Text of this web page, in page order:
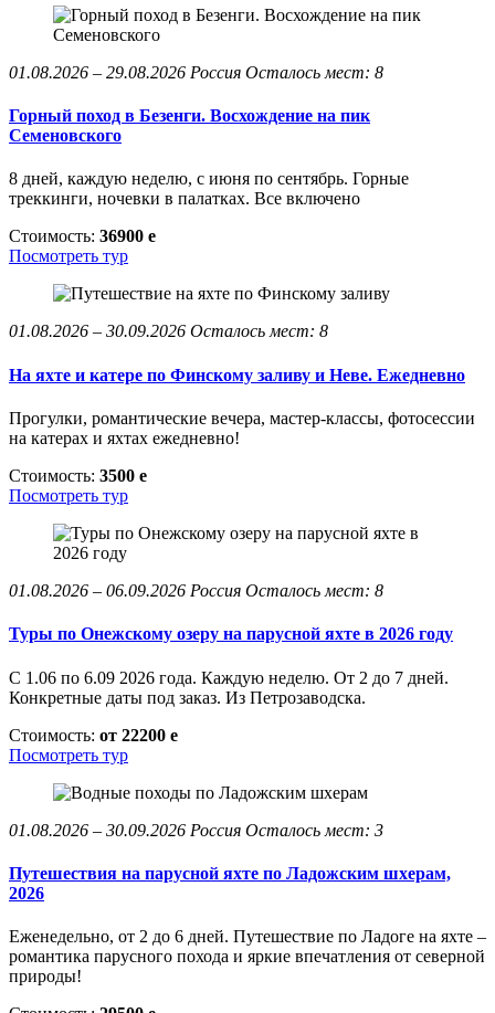
01.08.2026 – 29.08.2026 Россия Осталось мест: 8
Горный поход в Безенги. Восхождение на пик
Семеновского
8 дней, каждую неделю, с июня по сентябрь. Горные
треккинги, ночевки в палатках. Все включено
Стоимость: 36900 e
Посмотреть тур
01.08.2026 – 30.09.2026 Осталось мест: 8
На яхте и катере по Финскому заливу и Неве. Ежедневно
Прогулки, романтические вечера, мастер-классы, фотосессии
на катерах и яхтах ежедневно!
Стоимость: 3500 e
Посмотреть тур
01.08.2026 – 06.09.2026 Россия Осталось мест: 8
Туры по Онежскому озеру на парусной яхте в 2026 году
С 1.06 по 6.09 2026 года. Каждую неделю. От 2 до 7 дней.
Конкретные даты под заказ. Из Петрозаводска.
Стоимость: от 22200 e
Посмотреть тур
01.08.2026 – 30.09.2026 Россия Осталось мест: 3
Путешествия на парусной яхте по Ладожским шхерам,
2026
Еженедельно, от 2 до 6 дней. Путешествие по Ладоге на яхте –
романтика парусного похода и яркие впечатления от северной
природы!